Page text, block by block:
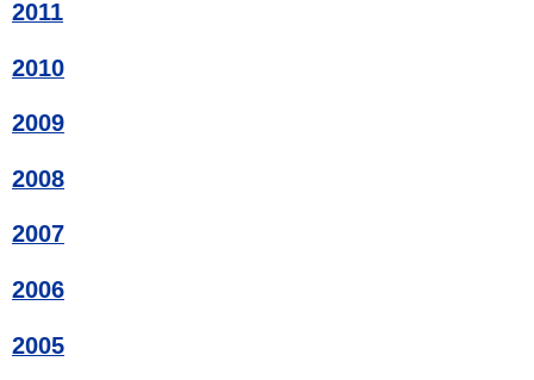
2011
2010
2009
2008
2007
2006
2005